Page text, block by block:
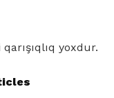
yoxdur.